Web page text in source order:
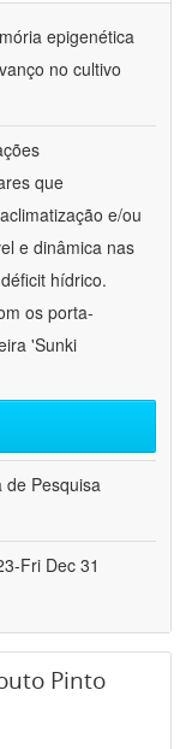
epigenética
no cultivo
que
e/ou
e dinâmica nas
hídrico.
os porta-
'Sunki
de Pesquisa
Fri Dec 31
Pinto